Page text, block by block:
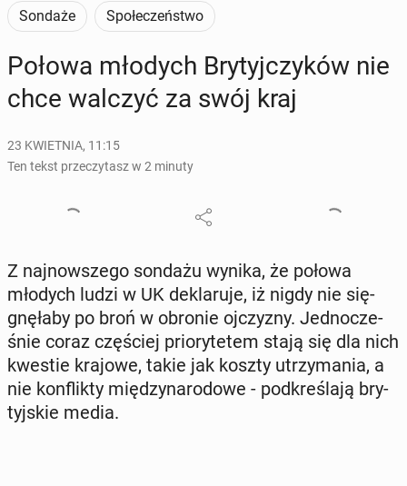
Sondaże Społeczeństwo
Połowa młodych Bry­tyj­czy­ków nie
chce walczyć za swój kraj
23 KWIETNIA, 11:15
Ten tekst przeczytasz w 2 minuty
Z naj­now­sze­go sondażu wynika, że połowa
młodych ludzi w UK de­kla­ru­je, iż nigdy nie się­
gnę­ła­by po broń w obronie oj­czy­zny. Jed­no­cze­
śnie coraz czę­ściej prio­ry­te­tem stają się dla nich
kwestie krajowe, takie jak koszty utrzy­ma­nia, a
nie kon­flik­ty mię­dzy­na­ro­do­we - pod­kre­śla­ją bry­
tyj­skie media.